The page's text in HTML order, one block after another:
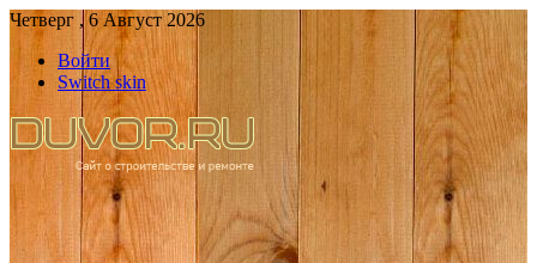
Четверг , 6 Август 2026
Войти
Switch skin